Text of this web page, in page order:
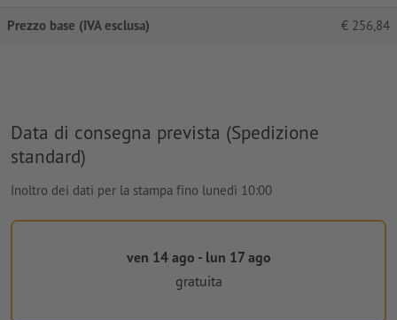
Prezzo base (IVA esclusa) € 256,84
Data di consegna prevista (Spedizione
standard)
Inoltro dei dati per la stampa fino lunedì 10:00
ven 14 ago - lun 17 ago
gratuita